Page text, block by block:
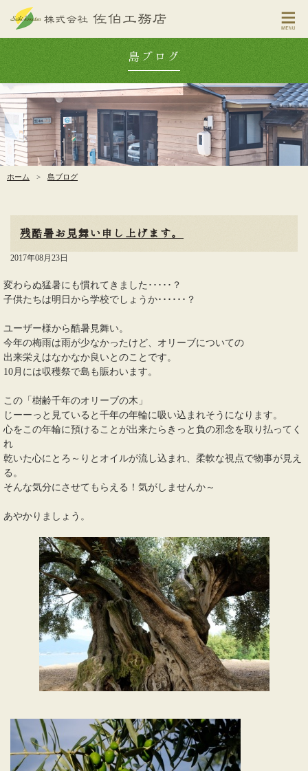
島ブログ
ホーム > 島ブログ
残酷暑お見舞い申し上げます。
2017年08月23日
変わらぬ猛暑にも慣れてきました･････？
子供たちは明日から学校でしょうか･･････？
ユーザー様から酷暑見舞い。
今年の梅雨は雨が少なかったけど、オリーブについての
出来栄えはなかなか良いとのことです。
10月には収穫祭で島も賑わいます。
この「樹齢千年のオリーブの木」
じーーっと見ていると千年の年輪に吸い込まれそうになります。
心をこの年輪に預けることが出来たらきっと負の邪念を取り払ってく
れ
乾いた心にとろ～りとオイルが流し込まれ、柔軟な視点で物事が見え
る。
そんな気分にさせてもらえる！気がしませんか～
あやかりましょう。